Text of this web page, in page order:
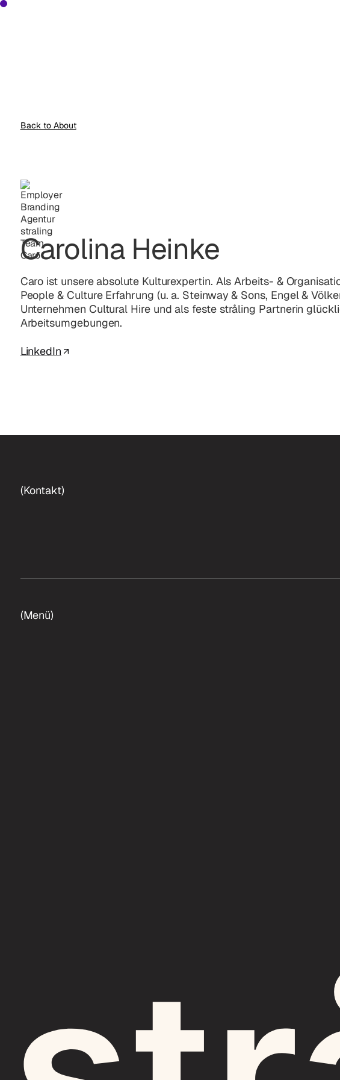
Back to About
Carolina Heinke
Caro ist unsere absolute Kulturexpertin. Als Arbeits- &
People & Culture Erfahrung (u. a. Steinway & Sons, Engel &
Unternehmen Cultural Hire und als feste stråling Partnerin
Arbeitsumgebungen.
LinkedIn
(Kontakt)
(Menü)